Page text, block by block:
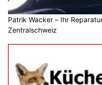
Patrik Wacker – Ihr
Zentralschweiz